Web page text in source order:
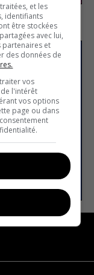
et les
identifiants
être stockées
avec lui,
partenaires et
des données de
vos
l'intérêt
vos options
page ou dans